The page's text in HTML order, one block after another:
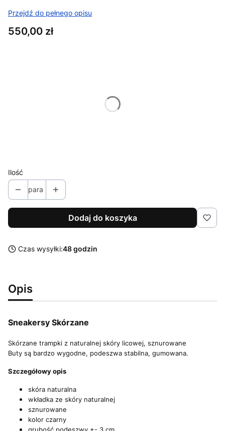
Przejdź do pełnego opisu
Cena
550,00 zł
Ilość
para
Dodaj do koszyka
Czas wysyłki:48 godzin
Opis
Sneakersy Skórzane
Skórzane trampki z naturalnej skóry licowej, sznurowane
Buty są bardzo wygodne, podeszwa stabilna, gumowana.
Szczegółowy opis
skóra naturalna
wkładka ze skóry naturalnej
sznurowane
kolor czarny